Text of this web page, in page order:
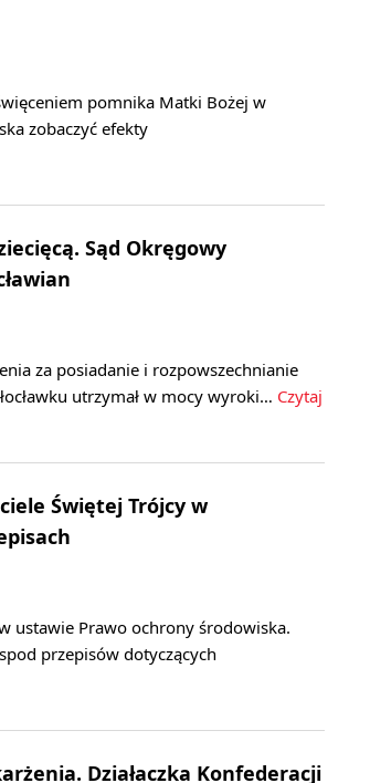
pomnika Matki Bożej w
zobaczyć efekty
Sąd Okręgowy
za posiadanie i rozpowszechnianie
utrzymał w mocy wyroki… Czytaj
Świętej Trójcy w
ustawie Prawo ochrony środowiska.
przepisów dotyczących
Działaczka Konfederacji